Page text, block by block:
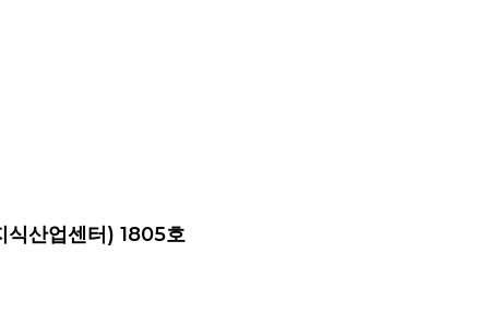
식산업센터) 1805호